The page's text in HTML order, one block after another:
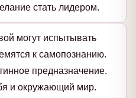
стать лидером.
могут испытывать
к самопознанию.
предназначение.
и окружающий мир.